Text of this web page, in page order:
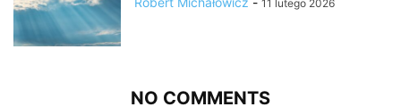
11 lutego 2026
NO COMMENTS